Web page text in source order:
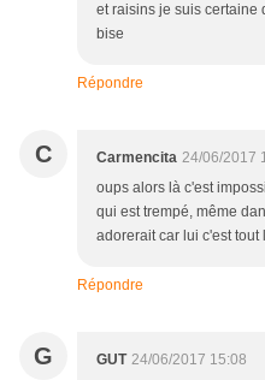
et raisins je suis certaine
bise
Répondre
C Carmencita 24/06/2017
oups alors là c'est
qui est trempé, même
adorerait car lui c'est
Répondre
G GUT 24/06/2017 15:08